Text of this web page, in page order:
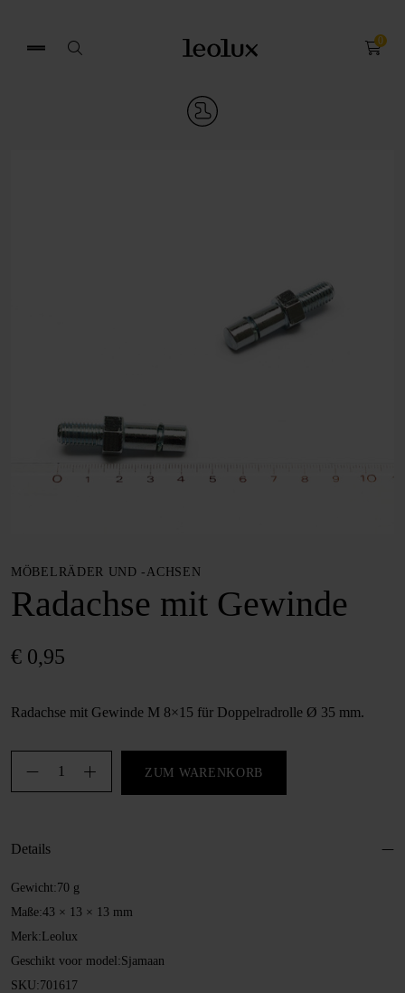
Search
0
MÖBELRÄDER UND -ACHSEN
Radachse mit Gewinde
€ 0,95
Radachse mit Gewinde M 8×15 für Doppelradrolle Ø 35 mm.
Radachse
mit
ZUM WARENKORB
Details
Gewicht:70 g
Maße:43 × 13 × 13 mm
Merk: Leolux
Geschikt voor model:Sjamaan
SKU:701617